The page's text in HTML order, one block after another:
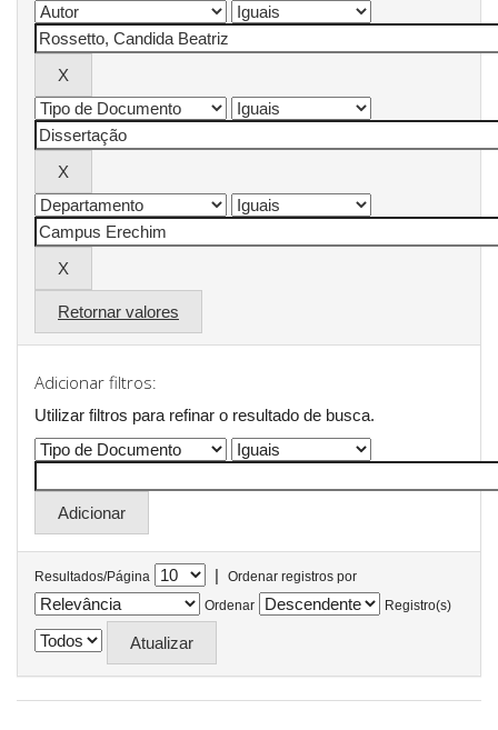
Retornar valores
Adicionar filtros:
Utilizar filtros para refinar o resultado de busca.
Resultados/Página |
Ordenar registros por
Ordenar
Registro(s)